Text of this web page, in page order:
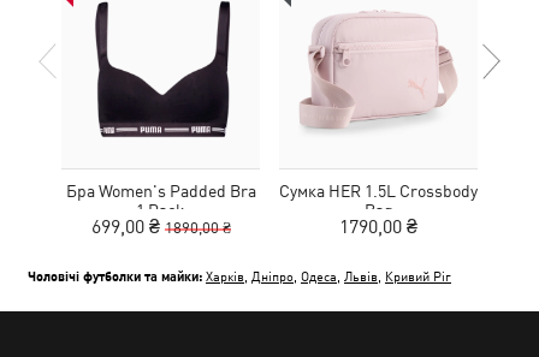
Бра Women's Padded Bra
1 Pack
699,00 ₴ 1890,00 ₴
Сумка HER 1.5L Crossbody
Bag
1790,00 ₴
Чоловічі футболки та майки: Харків Дніпро Одеса Львів Кривий Ріг